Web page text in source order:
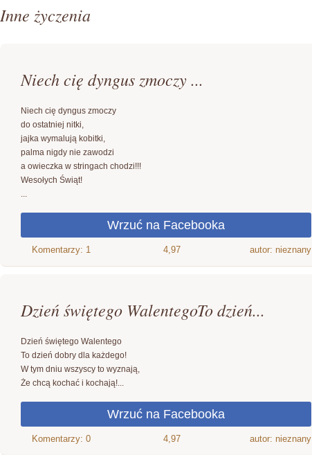
Inne życzenia
Niech cię dyngus zmoczy ...
Niech cię dyngus zmoczy
do ostatniej nitki,
jajka wymalują kobitki,
palma nigdy nie zawodzi
a owieczka w stringach chodzi!!!
Wesołych Świąt!
...
4,97 autor: nieznany
Dzień świętego WalentegoTo dzień...
Dzień świętego Walentego
To dzień dobry dla każdego!
W tym dniu wszyscy to wyznają,
Że chcą kochać i kochają!...
4,97 autor: nieznany